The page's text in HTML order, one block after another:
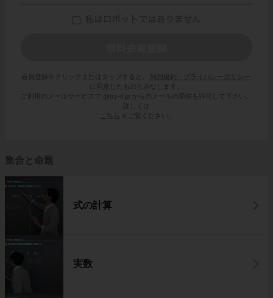
会員登録をクリックまたはタップすると、
利用規約・プライバシーポリシー
に同意したものとみなします。
ご利用のメールサービスで @try-it.jp からのメールの受信を許可して下さい。
詳しくは
こちら
をご覧ください。
集合と命題
式の計算
実数